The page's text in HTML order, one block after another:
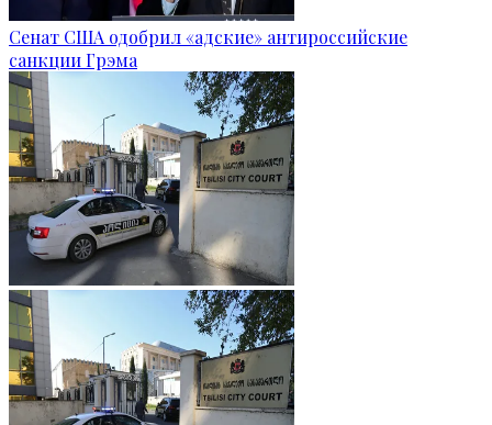
Сенат США одобрил «адские» антироссийские
санкции Грэма